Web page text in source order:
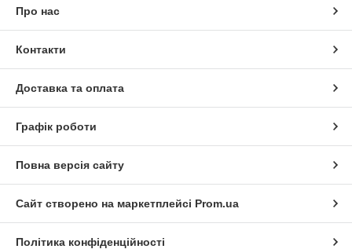
Про нас
Контакти
Доставка та оплата
Графік роботи
Повна версія сайту
Сайт створено на маркетплейсі Prom.ua
Політика конфіденційності